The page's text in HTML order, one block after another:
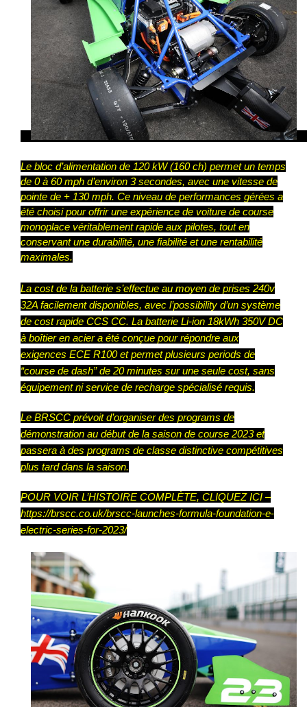
Le bloc d’alimentation de 120 kW (160 ch) permet un temps
de 0 à 60 mph d’environ 3 secondes, avec une vitesse de
pointe de + 130 mph. Ce niveau de performances gérées a
été choisi pour offrir une expérience de voiture de course
monoplace véritablement rapide aux pilotes, tout en
conservant une durabilité, une fiabilité et une rentabilité
maximales.
La cost de la batterie s’effectue au moyen de prises 240v
32A facilement disponibles, avec l’possibility d’un système
de cost rapide CCS CC. La batterie Li-ion 18kWh 350V DC
à boîtier en acier a été conçue pour répondre aux
exigences ECE R100 et permet plusieurs periods de
“course de dash” de 20 minutes sur une seule cost, sans
équipement ni service de recharge spécialisé requis.
Le BRSCC prévoit d’organiser des programs de
démonstration au début de la saison de course 2023 et
passera à des programs de classe distinctive compétitives
plus tard dans la saison.
POUR VOIR L’HISTOIRE COMPLÈTE, CLIQUEZ ICI –
https://brscc.co.uk/brscc-launches-formula-foundation-e-
electric-series-for-2023/